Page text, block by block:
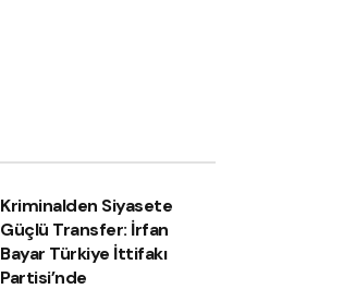
Kriminalden Siyasete
Güçlü Transfer: İrfan
Bayar Türkiye İttifakı
Partisi’nde